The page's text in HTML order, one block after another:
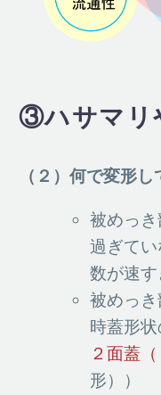
③ハサマリ
（２）何で変形
被めっ
過ぎて
数が速
被めっ
時蓋形状
２面蓋（
形））